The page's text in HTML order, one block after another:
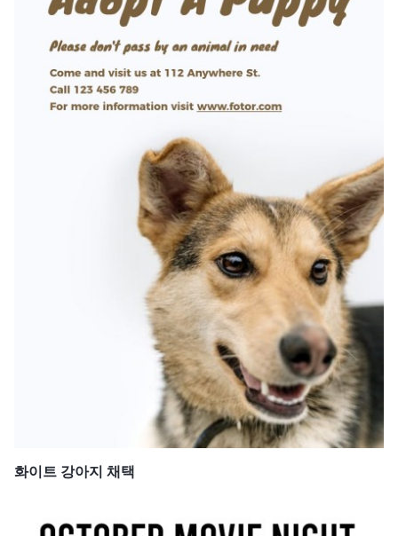
화이트 강아지 채택